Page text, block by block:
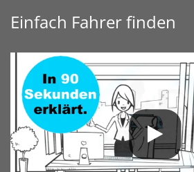
Einfach Fahrer finden